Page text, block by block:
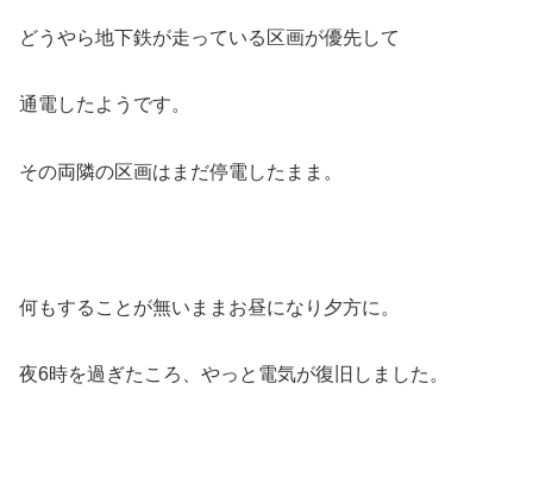
どうやら地下鉄が走っている区画が優先して
通電したようです。
その両隣の区画はまだ停電したまま。
何もすることが無いままお昼になり夕方に。
夜6時を過ぎたころ、やっと電気が復旧しました。